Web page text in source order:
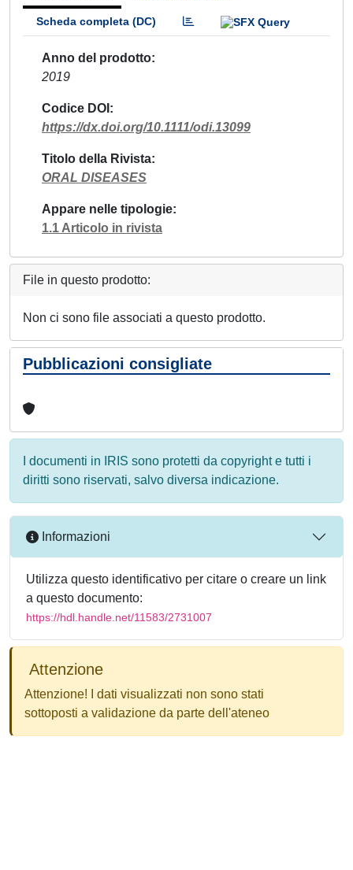
Scheda completa (DC)
Anno del prodotto
2019
Codice DOI
https://dx.doi.org/10.1111/odi.13099
Titolo della Rivista
ORAL DISEASES
Appare nelle tipologie
1.1 Articolo in rivista
File in questo prodotto:
Non ci sono file associati a questo prodotto.
Pubblicazioni consigliate
I documenti in IRIS sono protetti da copyright e tutti i
diritti sono riservati, salvo diversa indicazione.
Informazioni
Utilizza questo identificativo per citare o creare un link
a questo documento:
https://hdl.handle.net/11583/2731007
Attenzione
Attenzione! I dati visualizzati non sono stati
sottoposti a validazione da parte dell'ateneo